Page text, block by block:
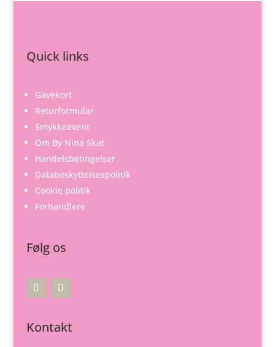
Quick links
Gavekort
Returformular
Smykkeevent
Om By Nina Skat
Handelsbetingelser
Databeskyttelsespolitik
Cookie politik
Forhandlere
Følg os
Kontakt